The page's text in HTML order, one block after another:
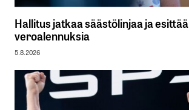
Hallitus jatkaa säästölinjaa ja esittää
veroalennuksia
5.8.2026